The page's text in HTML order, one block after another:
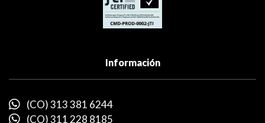
Información
(CO) 313 381 6244
(CO) 311 228 8185